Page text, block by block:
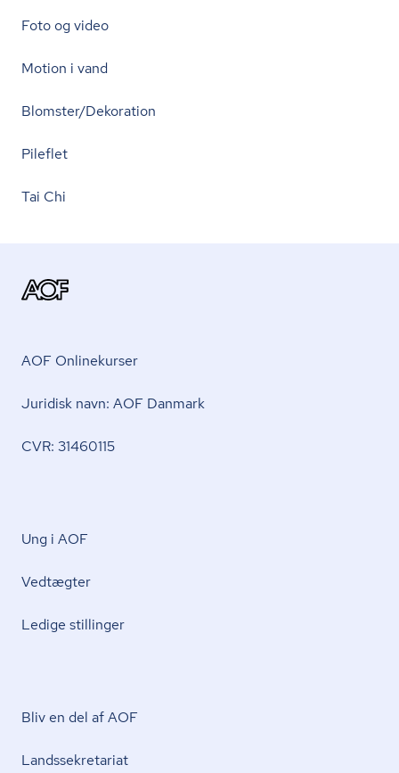
Foto og video
Motion i vand
Blomster/Dekoration
Pileflet
Tai Chi
AOF Onlinekurser
Juridisk navn: AOF Danmark
CVR: 31460115
Ung i AOF
Vedtægter
Ledige stillinger
Bliv en del af AOF
Lands­se­kre­ta­ri­at